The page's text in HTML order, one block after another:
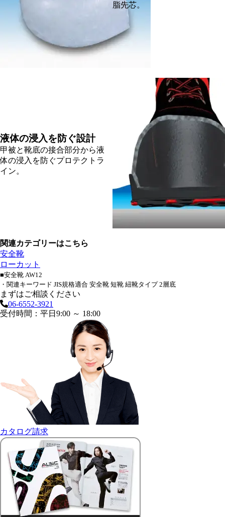
脂先芯。
液体の浸入を防ぐ設計
甲被と靴底の接合部分から液
体の浸入を防ぐプロテクトラ
イン。
関連カテゴリーはこちら
安全靴
ローカット
■安全靴 AW12
・関連キーワード JIS規格適合 安全靴 短靴 紐靴タイプ 2層底
まずはご相談ください
06-6552-3921
受付時間：平日9:00 ～ 18:00
カタログ請求